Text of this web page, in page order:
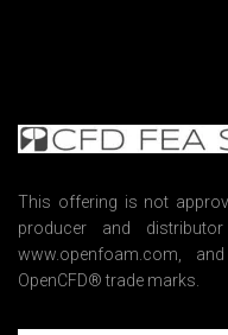
e
n
*
This offering is not
producer and
www.openfoam.com,
OpenCFD® trade marks.